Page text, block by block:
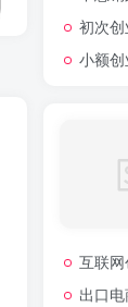
初次创业该如
小额创业项目
互联网
出口电商